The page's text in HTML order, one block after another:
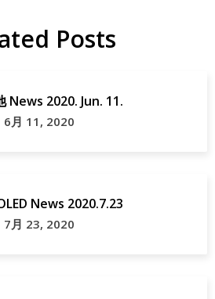
Posts
News 2020. Jun. 11.
6月 11, 2020
News 2020.7.23
7月 23, 2020